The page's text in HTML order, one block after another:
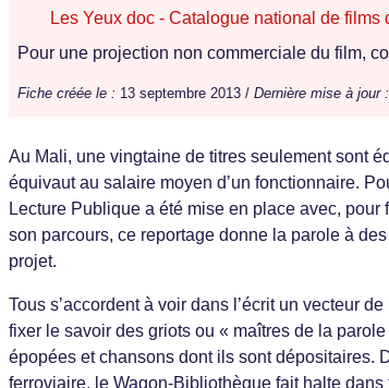
Les Yeux doc - Catalogue national de films
Pour une projection non commerciale du film,
Fiche créée le : 13 septembre 2013 / Dernière mise à jour :
Au Mali, une vingtaine de titres seulement sont
équivaut au salaire moyen d’un fonctionnaire.
Lecture Publique a été mise en place avec,
son parcours, ce reportage donne la parole à
projet.
Tous s’accordent à voir dans l’écrit un vecteur
fixer le savoir des griots ou « maîtres de la
épopées et chansons dont ils sont dépositaires.
ferroviaire, le Wagon-Bibliothèque fait halte